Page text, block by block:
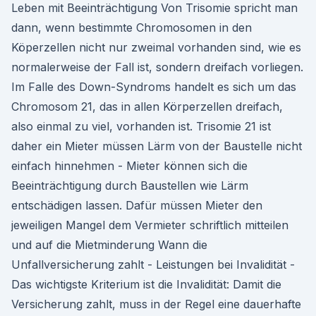
Leben mit Beeinträchtigung Von Trisomie spricht man
dann, wenn bestimmte Chromosomen in den
Köperzellen nicht nur zweimal vorhanden sind, wie es
normalerweise der Fall ist, sondern dreifach vorliegen.
Im Falle des Down-Syndroms handelt es sich um das
Chromosom 21, das in allen Körperzellen dreifach,
also einmal zu viel, vorhanden ist. Trisomie 21 ist
daher ein Mieter müssen Lärm von der Baustelle nicht
einfach hinnehmen - Mieter können sich die
Beeinträchtigung durch Baustellen wie Lärm
entschädigen lassen. Dafür müssen Mieter den
jeweiligen Mangel dem Vermieter schriftlich mitteilen
und auf die Mietminderung Wann die
Unfallversicherung zahlt - Leistungen bei Invalidität -
Das wichtigste Kriterium ist die Invalidität: Damit die
Versicherung zahlt, muss in der Regel eine dauerhafte